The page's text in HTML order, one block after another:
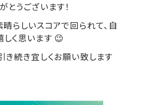
とうございます！
らしいスコアで回られて、自
く思います 😉
き続き宜しくお願い致します